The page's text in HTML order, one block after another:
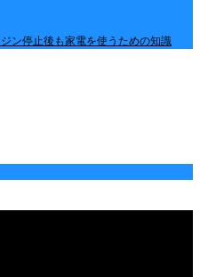
ン停止後も家電を使うための知識